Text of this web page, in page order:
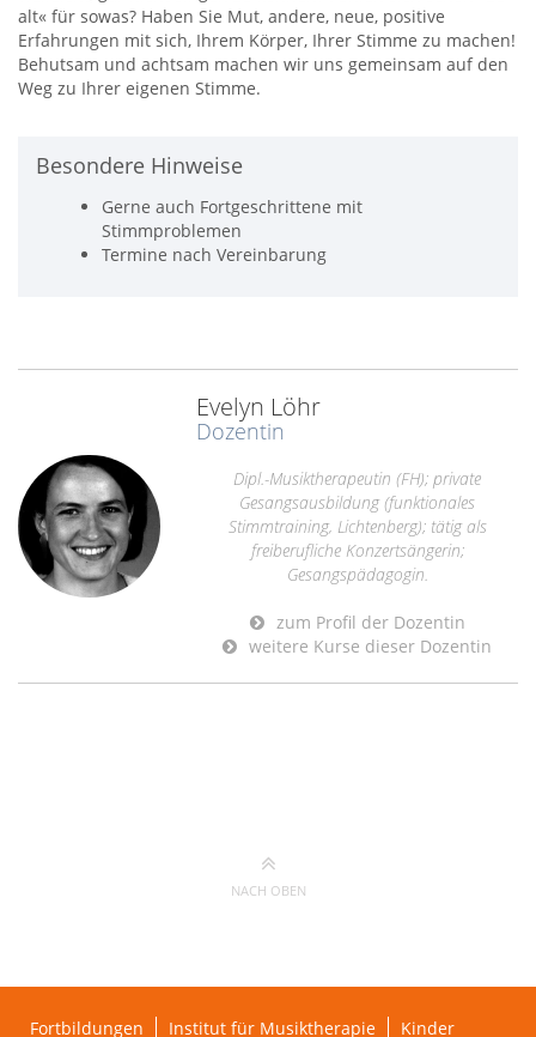
alt« für sowas? Haben Sie Mut, andere, neue, positive
Erfahrungen mit sich, Ihrem Körper, Ihrer Stimme zu machen!
Behutsam und achtsam machen wir uns gemeinsam auf den
Weg zu Ihrer eigenen Stimme.
Besondere Hinweise
Gerne auch Fortgeschrittene mit
Stimmproblemen
Termine nach Vereinbarung
Evelyn Löhr
Dozentin
Dipl.-Musiktherapeutin (FH); private
Gesangsausbildung (funktionales
Stimmtraining, Lichtenberg); tätig als
freiberufliche Konzertsängerin;
Gesangspädagogin.
zum Profil der Dozentin
weitere Kurse dieser Dozentin
NACH OBEN
Fortbildungen Institut für Musiktherapie Kinder